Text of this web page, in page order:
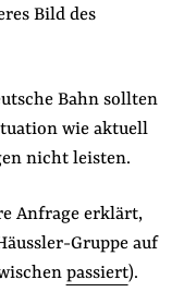
Bild des
Bahn sollten
wie aktuell
nicht leisten.
Anfrage erklärt,
Gruppe auf
passiert).